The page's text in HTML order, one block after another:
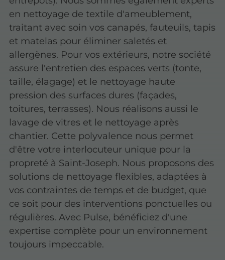
en nettoyage de textile d'ameublement,
traitant avec soin vos canapés, fauteuils, tapis
et matelas pour éliminer saletés et
allergènes. Pour vos extérieurs, notre société
assure l'entretien des espaces verts (tonte,
taille, élagage) et le nettoyage haute
pression des surfaces dures (façades,
toitures, terrasses). Nous réalisons aussi le
lavage de vitres et le nettoyage après
chantier. Cette polyvalence nous permet
d'être votre interlocuteur unique pour la
propreté à Saint-Joseph. Nous proposons des
solutions de nettoyage flexibles, adaptées à
vos contraintes de temps et de budget, que
ce soit pour des interventions ponctuelles ou
régulières. Avec Pulse, bénéficiez d'une
expertise complète pour un environnement
toujours impeccable.